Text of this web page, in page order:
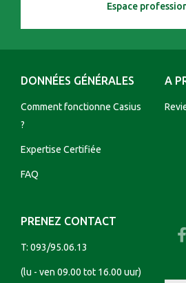
Espace
DONNÉES GÉNÉRALES
Comment fonctionne Casius
?
Expertise Certifiée
FAQ
A
PRENEZ CONTACT
T: 093/95.06.13
(lu - ven 09.00 tot 16.00 uur)